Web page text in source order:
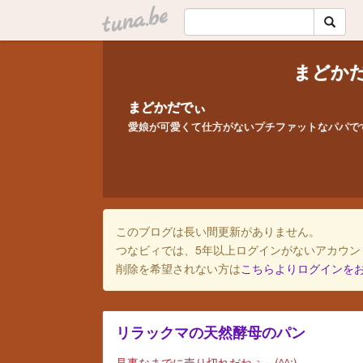
tuna.be
まどか
まどかだでぃ
愛娘が可愛くて仕方がないプチファットなパパで
このブログは長い間更新がありません。
つなビィでは、5年以上ログインがないアカウ
削除を希望されない方はこちらよりログインを
リラックマの天然酵母のパン